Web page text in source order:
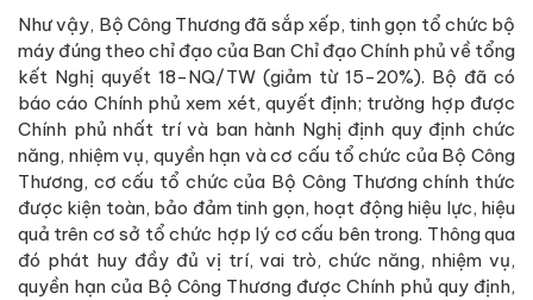
Như vậy, Bộ Công Thương đã sắp xếp, tinh gọn tổ chức bộ
máy đúng theo chỉ đạo của Ban Chỉ đạo Chính phủ về tổng
kết Nghị quyết 18-NQ/TW (giảm từ 15-20%). Bộ đã có
báo cáo Chính phủ xem xét, quyết định; trường hợp được
Chính phủ nhất trí và ban hành Nghị định quy định chức
năng, nhiệm vụ, quyền hạn và cơ cấu tổ chức của Bộ Công
Thương, cơ cấu tổ chức của Bộ Công Thương chính thức
được kiện toàn, bảo đảm tinh gọn, hoạt động hiệu lực, hiệu
quả trên cơ sở tổ chức hợp lý cơ cấu bên trong. Thông qua
đó phát huy đầy đủ vị trí, vai trò, chức năng, nhiệm vụ,
quyền hạn của Bộ Công Thương được Chính phủ quy định,